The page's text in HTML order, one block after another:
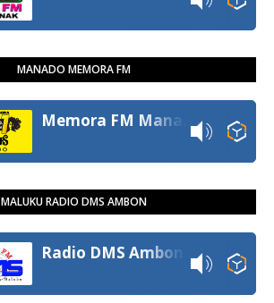
MANADO MEMORA FM
MALUKU RADIO DMS AMBON
Radio DMS Ambon